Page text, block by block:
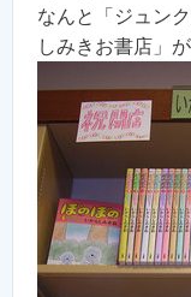
なんと「ジュン
しみきお書店」